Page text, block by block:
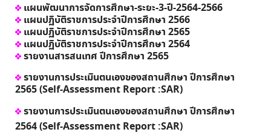
แผนพัฒนาการจัดการศึกษา-ระยะ-3-ปี-2564-2566
แผนปฏิบัติราชการประจำปีการศึกษา 2566
แผนปฏิบัติราชการประจำปีการศึกษา 2565
แผนปฏิบัติราชการประจำปีการศึกษา 2564
รายงานสารสนเทศ ปีการศึกษา 2565
รายงานการประเมินตนเองของสถานศึกษา ปีการศึกษา
2565 (Self-Assessment Report :SAR)
รายงานการประเมินตนเองของสถานศึกษา ปีการศึกษา
2564 (Self-Assessment Report :SAR)